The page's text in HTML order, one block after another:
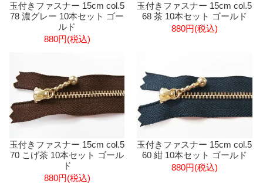
玉付きファスナー 15cm col.5
78 濃グレー 10本セット ゴー
ルド
880円(税込)
玉付きファスナー 15cm col.5
68 茶 10本セット ゴールド
880円(税込)
玉付きファスナー 15cm col.5
70 こげ茶 10本セット ゴール
ド
880円(税込)
玉付きファスナー 15cm col.5
60 紺 10本セット ゴールド
880円(税込)